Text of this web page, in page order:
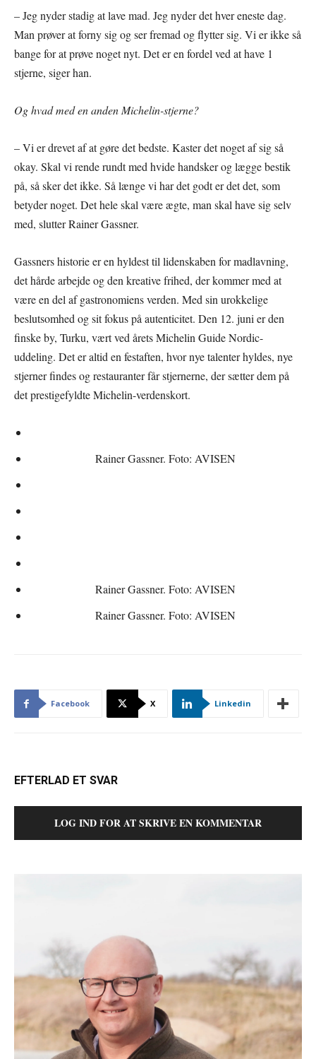
– Jeg nyder stadig at lave mad. Jeg nyder det hver eneste dag.
Man prøver at forny sig og ser fremad og flytter sig. Vi er ikke så
bange for at prøve noget nyt. Det er en fordel ved at have 1
stjerne, siger han.
Og hvad med en anden Michelin-stjerne?
– Vi er drevet af at gøre det bedste. Kaster det noget af sig så
okay. Skal vi rende rundt med hvide handsker og lægge bestik
på, så sker det ikke. Så længe vi har det godt er det det, som
betyder noget. Det hele skal være ægte, man skal have sig selv
med, slutter Rainer Gassner.
Gassners historie er en hyldest til lidenskaben for madlavning,
det hårde arbejde og den kreative frihed, der kommer med at
være en del af gastronomiens verden. Med sin urokkelige
beslutsomhed og sit fokus på autenticitet. Den 12. juni er den
finske by, Turku, vært ved årets Michelin Guide Nordic-
uddeling. Det er altid en festaften, hvor nye talenter hyldes, nye
stjerner findes og restauranter får stjernerne, der sætter dem på
det prestigefyldte Michelin-verdenskort.
Rainer Gassner. Foto: AVISEN
Rainer Gassner. Foto: AVISEN
Rainer Gassner. Foto: AVISEN
Facebook X Linkedin
EFTERLAD ET SVAR
LOG IND FOR AT SKRIVE EN KOMMENTAR